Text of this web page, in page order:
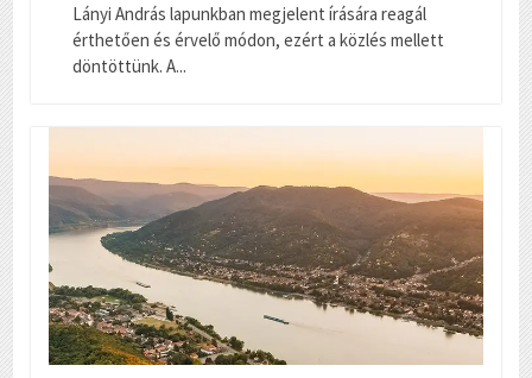
Lányi András lapunkban megjelent írására reagál
érthetően és érvelő módon, ezért a közlés mellett
döntöttünk. A...